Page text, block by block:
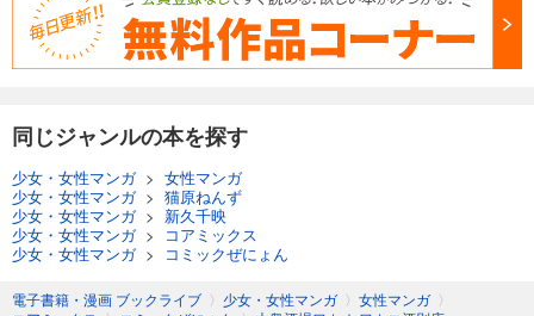
同じジャンルの本を探す
少女・女性マンガ> 女性マンガ
少女・女性マンガ> 猫原ねんず
少女・女性マンガ> 新久千映
少女・女性マンガ>
コアミックス
少女・女性マンガ> コミックぜにょん
電子書籍・漫画 ブックライブ 〉 少女・女性マンガ 〉 女性マンガ 〉